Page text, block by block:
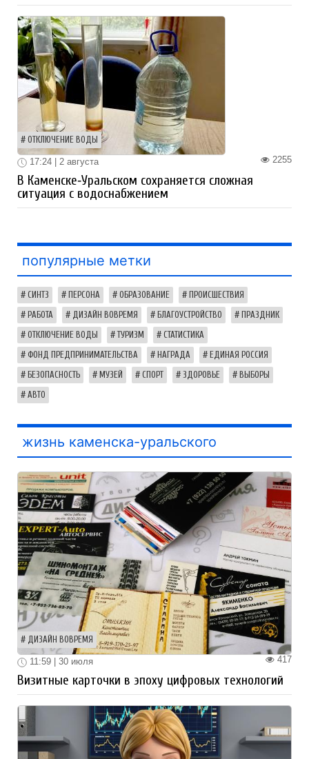
ОТКЛЮЧЕНИЕ ВОДЫ
2255
17:24 | 2 августа
В Каменске‑Уральском сохраняется сложная
ситуация с водоснабжением
популярные метки
СИНТЗ ПЕРСОНА ОБРАЗОВАНИЕ ПРОИСШЕСТВИЯ
РАБОТА ДИЗАЙН ВОВРЕМЯ БЛАГОУСТРОЙСТВО ПРАЗДНИК
ОТКЛЮЧЕНИЕ ВОДЫ ТУРИЗМ СТАТИСТИКА
ФОНД ПРЕДПРИНИМАТЕЛЬСТВА НАГРАДА ЕДИНАЯ РОССИЯ
БЕЗОПАСНОСТЬ МУЗЕЙ СПОРТ ЗДОРОВЬЕ ВЫБОРЫ
АВТО
жизнь каменска-уральского
ДИЗАЙН ВОВРЕМЯ
417
11:59 | 30 июля
Визитные карточки в эпоху цифровых технологий